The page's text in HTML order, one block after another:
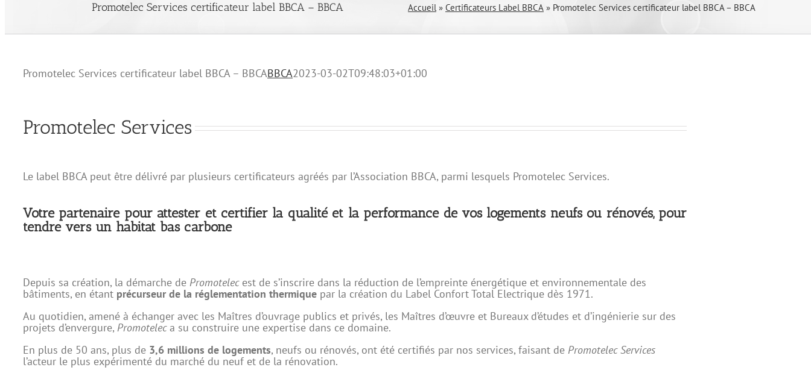
Promotelec Services certificateur label BBCA – BBCA Accueil » Certificateurs Label BBCA » Promotelec Services certificateur label BBCA – BBCA
Promotelec Services certificateur label BBCA – BBCABBCA2023-03-02T09:48:03+01:00
Promotelec Services
Le label BBCA peut être délivré par plusieurs certificateurs agréés par l’Association BBCA, parmi lesquels Promotelec Services.
Votre partenaire pour attester et certifier la qualité et la performance de vos logements neufs ou rénovés, pour
tendre vers un habitat bas carbone
Depuis sa création, la démarche de Promotelec est de s’inscrire dans la réduction de l’empreinte énergétique et environnementale des
bâtiments, en étant précurseur de la réglementation thermiquepar la création du Label Confort Total Electrique dès 1971.
Au quotidien, amené à échanger avec les Maîtres d’ouvrage publics et privés, les Maîtres d’œuvre et Bureaux d’études et d’ingénierie sur des
projets d’envergure, Promoteleca su construire une expertise dans ce domaine.
En plus de 50 ans, plus de 3,6 millions de logements, neufs ou rénovés, ont été certifiés par nos services, faisant de Promotelec Services
l’acteur le plus expérimenté du marché du neuf et de la rénovation.